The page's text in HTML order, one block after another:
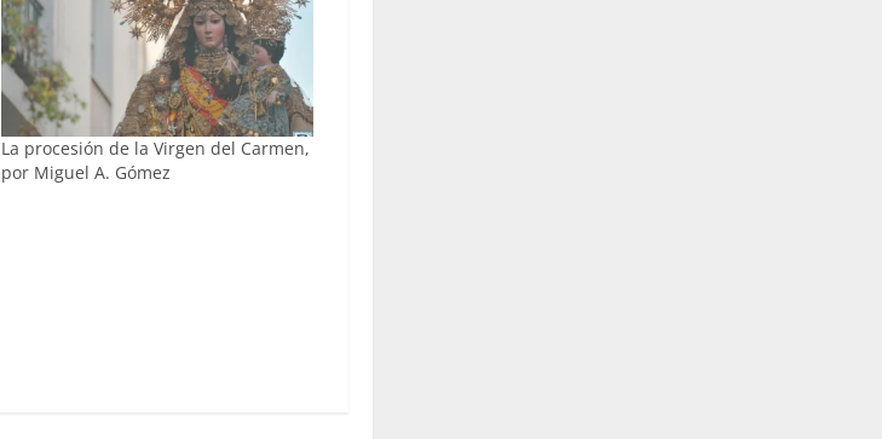
La procesión de la Virgen del Carmen,
por Miguel A. Gómez